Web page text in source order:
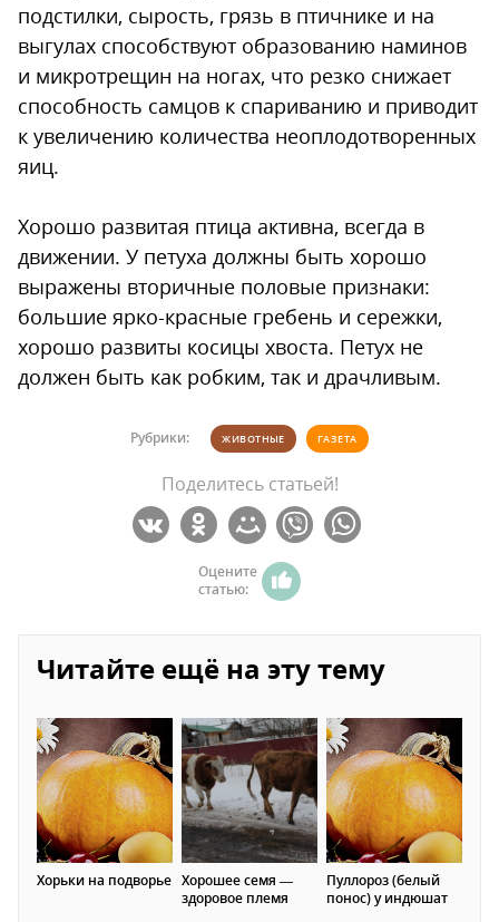
подстилки, сырость, грязь в птичнике и на
выгулах способ­ствуют образованию наминов
и микротрещин на ногах, что резко снижает
способность самцов к спариванию и приводит
к увеличению количества неоплодотворенных
яиц.
Хорошо развитая птица активна, всегда в
движении. У петуха должны быть хорошо
выражены вторичные половые признаки:
большие ярко-красные гребень и сережки,
хорошо развиты косицы хвоста. Петух не
должен быть как робким, так и драчливым.
Рубрики: ЖИВОТНЫЕ ГАЗЕТА
Поделитесь статьей!
Оцените
статью:
Читайте ещё на эту тему
Хорьки на подворье Хорошее семя —
здоровое племя
Пуллороз (белый
понос) у индюшат